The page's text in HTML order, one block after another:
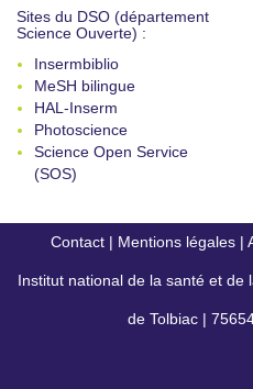
Sites du DSO (département
Science Ouverte) :
Insermbiblio
MeSH bilingue
HAL-Inserm
Photoscience
Science Open Service
(SOS)
Contact | Mentions légales |
Institut national de la santé et
de Tolbiac |